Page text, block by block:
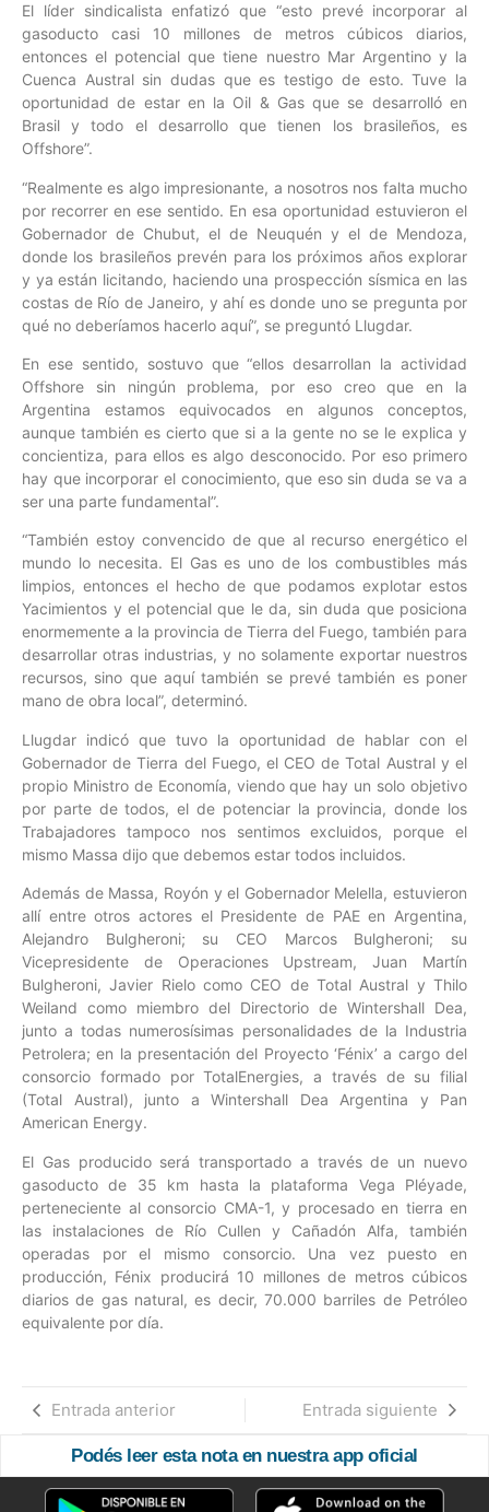
El líder sindicalista enfatizó que “esto prevé incorporar al
gasoducto casi 10 millones de metros cúbicos diarios,
entonces el potencial que tiene nuestro Mar Argentino y la
Cuenca Austral sin dudas que es testigo de esto. Tuve la
oportunidad de estar en la Oil & Gas que se desarrolló en
Brasil y todo el desarrollo que tienen los brasileños, es
Offshore”.
“Realmente es algo impresionante, a nosotros nos falta mucho
por recorrer en ese sentido. En esa oportunidad estuvieron el
Gobernador de Chubut, el de Neuquén y el de Mendoza,
donde los brasileños prevén para los próximos años explorar
y ya están licitando, haciendo una prospección sísmica en las
costas de Río de Janeiro, y ahí es donde uno se pregunta por
qué no deberíamos hacerlo aquí”, se preguntó Llugdar.
En ese sentido, sostuvo que “ellos desarrollan la actividad
Offshore sin ningún problema, por eso creo que en la
Argentina estamos equivocados en algunos conceptos,
aunque también es cierto que si a la gente no se le explica y
concientiza, para ellos es algo desconocido. Por eso primero
hay que incorporar el conocimiento, que eso sin duda se va a
ser una parte fundamental”.
“También estoy convencido de que al recurso energético el
mundo lo necesita. El Gas es uno de los combustibles más
limpios, entonces el hecho de que podamos explotar estos
Yacimientos y el potencial que le da, sin duda que posiciona
enormemente a la provincia de Tierra del Fuego, también para
desarrollar otras industrias, y no solamente exportar nuestros
recursos, sino que aquí también se prevé también es poner
mano de obra local”, determinó.
Llugdar indicó que tuvo la oportunidad de hablar con el
Gobernador de Tierra del Fuego, el CEO de Total Austral y el
propio Ministro de Economía, viendo que hay un solo objetivo
por parte de todos, el de potenciar la provincia, donde los
Trabajadores tampoco nos sentimos excluidos, porque el
mismo Massa dijo que debemos estar todos incluidos.
Además de Massa, Royón y el Gobernador Melella, estuvieron
allí entre otros actores el Presidente de PAE en Argentina,
Alejandro Bulgheroni; su CEO Marcos Bulgheroni; su
Vicepresidente de Operaciones Upstream, Juan Martín
Bulgheroni, Javier Rielo como CEO de Total Austral y Thilo
Weiland como miembro del Directorio de Wintershall Dea,
junto a todas numerosísimas personalidades de la Industria
Petrolera; en la presentación del Proyecto ‘Fénix’ a cargo del
consorcio formado por TotalEnergies, a través de su filial
(Total Austral), junto a Wintershall Dea Argentina y Pan
American Energy.
El Gas producido será transportado a través de un nuevo
gasoducto de 35 km hasta la plataforma Vega Pléyade,
perteneciente al consorcio CMA-1, y procesado en tierra en
las instalaciones de Río Cullen y Cañadón Alfa, también
operadas por el mismo consorcio. Una vez puesto en
producción, Fénix producirá 10 millones de metros cúbicos
diarios de gas natural, es decir, 70.000 barriles de Petróleo
equivalente por día.
Entrada anterior Entrada siguiente
Podés leer esta nota en nuestra app oficial